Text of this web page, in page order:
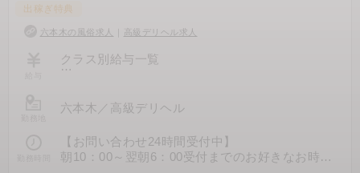
せん。
「どれくらい稼げるか不安…」という方へ
現実的で無理のない収入設計をご提案します。
あなたに合った働き方・ランクを一緒に考えます
ので、まずはお気軽にご相談ください。
出稼ぎ特典
六本木の風俗求人 高級デリヘル求人
クラス別給与一覧
60分：20,000円
120分：40,000円
150分：50,000円
180分：60,000円
六本木 ／ 高級デリヘル
【お問い合わせ24時間受付中】
朝10：00～翌朝6：00受付までのお好きなお時間